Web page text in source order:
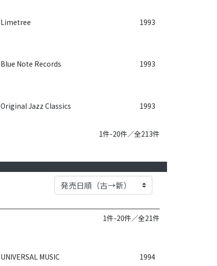
Limetree 1993
Blue Note Records 1993
Original Jazz Classics 1993
1件-20件／全213件
1件-20件／全21件
UNIVERSAL MUSIC 1994